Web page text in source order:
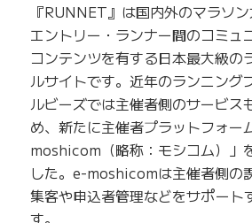
『RUNNET』は国内外のマラソ
エントリー・ランナー間のコミュ
コンテンツを有する日本最大級の
ルサイトです。近年のランニング
ルビーズでは主催者側のサービス
め、新たに主催者プラットフォー
moshicom（略称：モシコム）」
した。e-moshicomは主催者側の
集客や申込者管理などをサポート